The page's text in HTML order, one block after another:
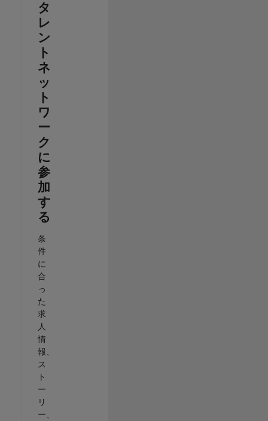
タ
レ
ン
ト
ネ
ッ
ト
ワ
ー
ク
に
参
加
す
る
条
件
に
合
っ
た
求
人
情
報、
ス
ト
ー
リ
ー、